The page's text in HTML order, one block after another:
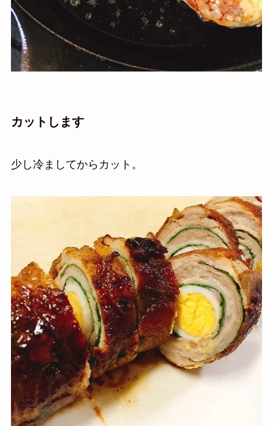
カットします
少し冷ましてからカット。